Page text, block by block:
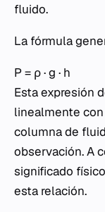
fluido.
La fórmula
P = ρ · g · h
Esta expresión
linealmente
columna de
observación. A
significado
esta relación.